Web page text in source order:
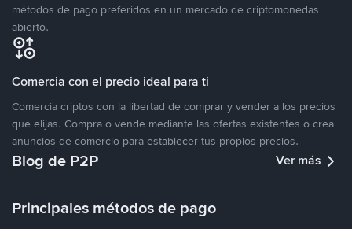
métodos de pago preferidos en un mercado de criptomonedas
abierto.
Comercia con el precio ideal para ti
Comercia criptos con la libertad de comprar y vender a los precios
que elijas. Compra o vende mediante las ofertas existentes o crea
anuncios de comercio para establecer tus propios precios.
Blog de P2P Ver más
Principales métodos de pago